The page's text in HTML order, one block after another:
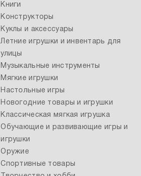
Книги
Конструкторы
Куклы и аксессуары
Летние игрушки и инвентарь для
улицы
Музыкальные инструменты
Мягкие игрушки
Настольные игры
Новогодние товары и игрушки
Классическая мягкая игрушка
Обучающие и развивающие игры и
игрушки
Оружие
Спортивные товары